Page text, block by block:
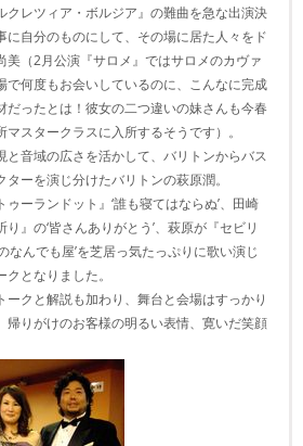
クレツィア・ボルジア』の難曲を急な出演決
に自分のものにして、その場に居た人々をド
美（2月公演『サロメ』ではサロメのカヴァ
で何度もお会いしているのに、こんなに完成
だったとは！彼女の二つ違いの妹さんも今春
スタークラスに入所するそうです）。
と音域の広さを活かして、バリトンからバス
ーを演じ分けたバリトンの萩原潤。
ーランドット』‘誰も寝てはならぬ’、田崎
』の‘皆さんありがとう’、萩原が『セビリ
なんでも屋’を芝居っ気たっぷりに歌い演じ
となりました。
ークと解説も加わり、舞台と会場はすっかり
帰りがけのお客様の明るい表情、寛いだ笑顔